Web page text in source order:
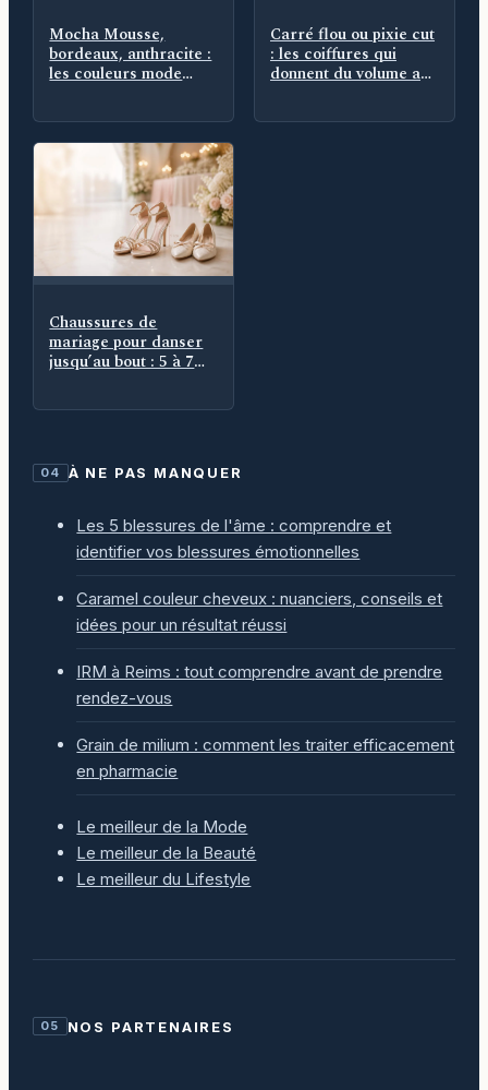
Mocha Mousse,
bordeaux, anthracite :
les couleurs mode
Carré flou ou pixie cut
: les coiffures qui
donnent du volume aux
Chaussures de
mariage pour danser
jusqu’au bout : 5 à 7
04 À NE PAS MANQUER
Les 5 blessures de l'âme : comprendre et
identifier vos blessures émotionnelles
Caramel couleur cheveux : nuanciers, conseils et
idées pour un résultat réussi
IRM à Reims : tout comprendre avant de prendre
rendez-vous
Grain de milium : comment les traiter efficacement
en pharmacie
Le meilleur de la Mode
Le meilleur de la Beauté
Le meilleur du Lifestyle
05 NOS PARTENAIRES